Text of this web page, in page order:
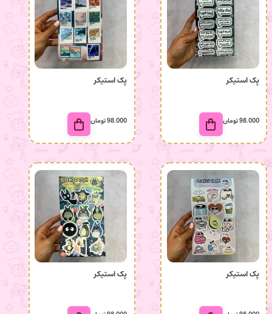
پک استیکر
98.000تومان
پک استیکر
98.000تومان
پک استیکر پک استیکر